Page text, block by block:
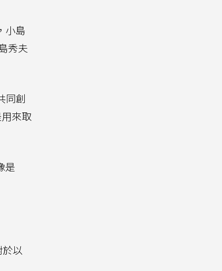
小島
秀夫
同創
來取
是
以